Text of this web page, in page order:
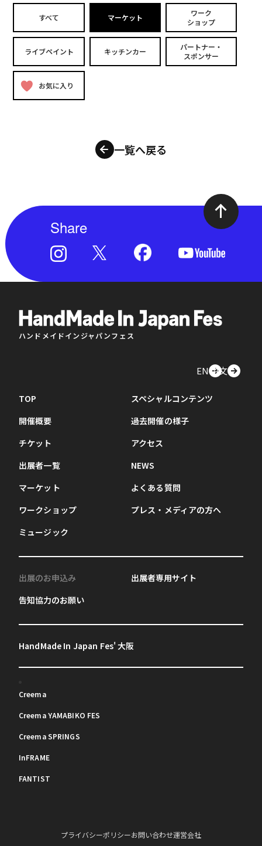
すべて マーケット
ワーク
ショップ
ライブペイント キッチンカー
パートナー・
スポンサー
お気に入り
一覧へ戻る
Share
ハンドメイドインジャパンフェス
EN中文
TOP
開催概要
チケット
出展者一覧
マーケット
ワークショップ
ミュージック
スペシャルコンテンツ
過去開催の様子
アクセス
NEWS
よくある質問
プレス・メディアの方へ
出展のお申込み
告知協力のお願い
出展者専用サイト
HandMade In Japan Fes' 大阪
Creema
Creema YAMABIKO FES
Creema SPRINGS
InFRAME
FANTIST
プライバシーポリシーお問い合わせ運営会社